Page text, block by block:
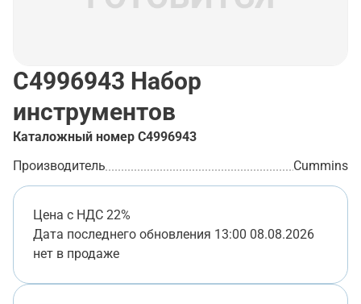
C4996943 Набор
инструментов
Каталожный номер C4996943
Производитель
Cummins
Цена с НДС 22%
Дата последнего обновления 13:00 08.08.2026
нет в продаже